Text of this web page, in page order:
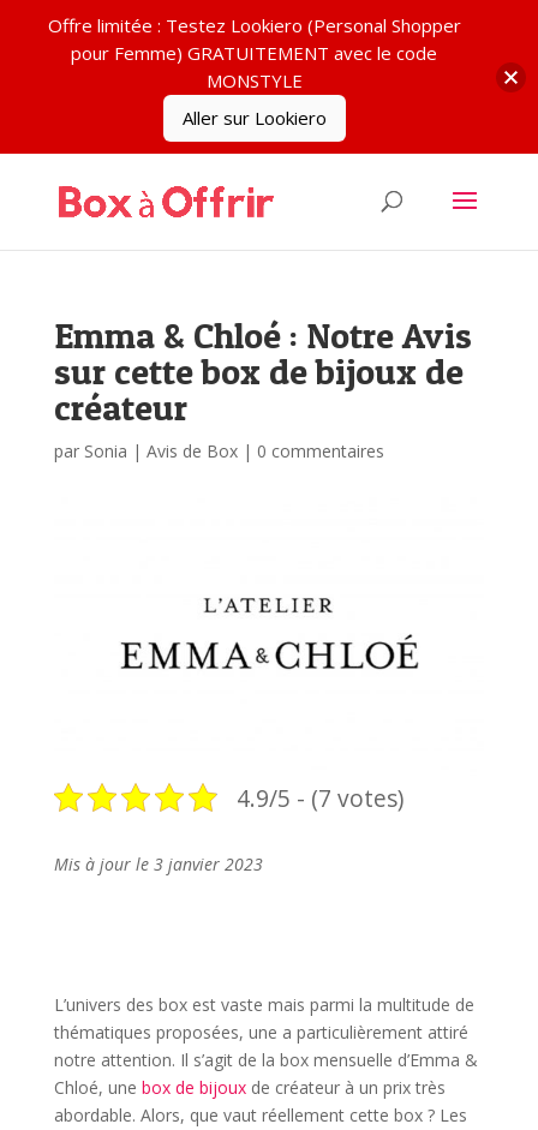
Emma & Chloé : Notre Avis
sur cette box de bijoux de
créateur
par Sonia | Avis de Box| 0 commentaires
4.9/5 - (7 votes)
Mis à jour le 3 janvier 2023
L’univers des box est vaste mais parmi la multitude de
thématiques proposées, une a particulièrement attiré
notre attention. Il s’agit de la box mensuelle d’Emma &
Chloé, une box de bijouxde créateur à un prix très
abordable. Alors, que vaut réellement cette box ? Les
Offre limitée : Testez Lookiero (Personal Shopper
pour Femme) GRATUITEMENT avec le code
MONSTYLE
Aller sur Lookiero